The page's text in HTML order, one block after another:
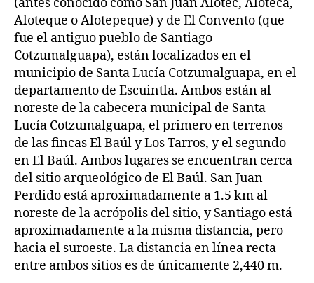
Aloteque o Alotepeque) y de El Convento (que
fue el antiguo pueblo de Santiago
Cotzumalguapa), están localizados en el
municipio de Santa Lucía Cotzumalguapa, en el
departamento de Escuintla. Ambos están al
noreste de la cabecera municipal de Santa
Lucía Cotzumalguapa, el primero en terrenos
de las fincas El Baúl y Los Tarros, y el segundo
en El Baúl. Ambos lugares se encuentran cerca
del sitio arqueológico de El Baúl. San Juan
Perdido está aproximadamente a 1.5 km al
noreste de la acrópolis del sitio, y Santiago está
aproximadamente a la misma distancia, pero
hacia el suroeste. La distancia en línea recta
entre ambos sitios es de únicamente 2,440 m.